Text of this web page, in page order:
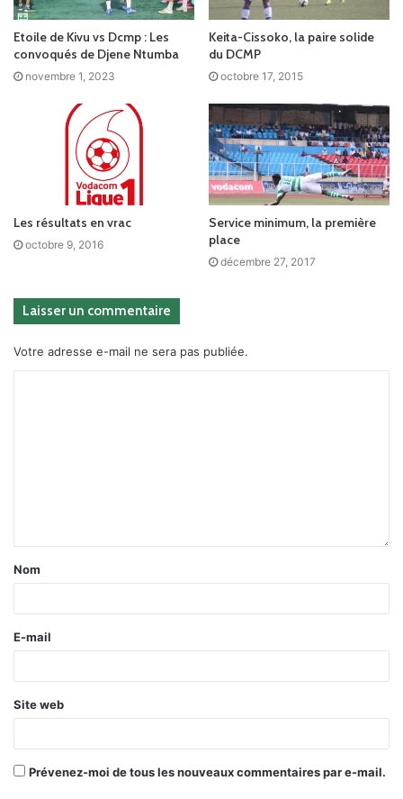
Etoile de Kivu vs Dcmp : Les
convoqués de Djene Ntumba
novembre 1, 2023
Keita-Cissoko, la paire solide
du DCMP
octobre 17, 2015
Les résultats en vrac
octobre 9, 2016
Service minimum, la première
place
décembre 27, 2017
Laisser un commentaire
Votre adresse e-mail ne sera pas publiée.
Nom
E-mail
Site web
Prévenez-moi de tous les nouveaux commentaires par e-mail.